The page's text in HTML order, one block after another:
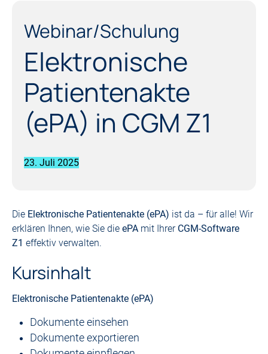
Webinar/Schulung
Elektronische
Patientenakte
(ePA) in CGM Z1
23. Juli 2025
Die Elektronische Patientenakte (ePA) ist da – für alle! Wir
erklären Ihnen, wie Sie die ePA mit Ihrer CGM-Software
Z1 effektiv verwalten.
Kursinhalt
Elektronische Patientenakte (ePA)
Dokumente einsehen
Dokumente exportieren